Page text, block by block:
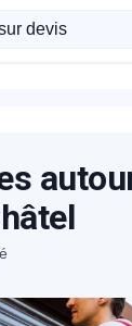
devis